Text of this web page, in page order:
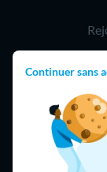
Continuer sans